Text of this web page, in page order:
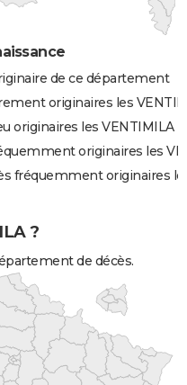
de ce département
originaires les
originaires les VENTIMILA
originaires les
fréquemment originaires
?
de décès.